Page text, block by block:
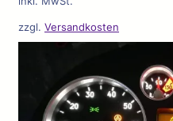
zzgl. Versandkosten